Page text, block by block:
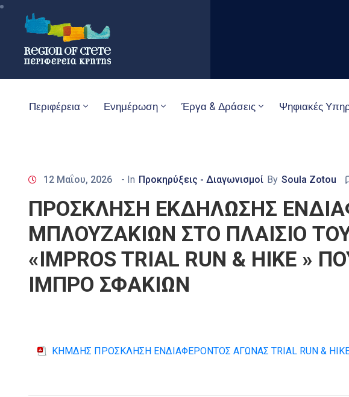
Περιφέρεια Ενημέρωση Έργα & Δράσεις Ψηφιακές
12 Μαΐου, 2026 - In Προκηρύξεις - Διαγωνισμοί By Soula Zotou
ΠΡΟΣΚΛΗΣΗ ΕΚΔΗΛΩΣΗΣ
ΜΠΛΟΥΖΑΚΙΩΝ ΣΤΟ ΠΛΑΙΣΙΟ
«IMPROS TRIAL RUN & HIKE »
ΙΜΠΡΟ ΣΦΑΚΙΩΝ
ΚΗΜΔΗΣ ΠΡΟΣΚΛΗΣΗ ΕΝΔΙΑΦΕΡΟΝΤΟΣ ΑΓΩΝΑΣ TRIAL RUN &